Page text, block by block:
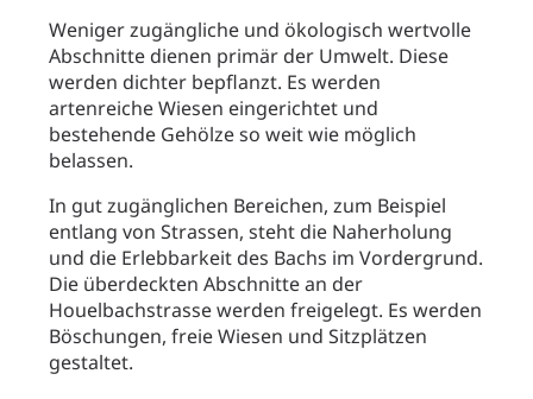
Weniger zugängliche und ökologisch wertvolle
Abschnitte dienen primär der Umwelt. Diese
werden dichter bepflanzt. Es werden
artenreiche Wiesen eingerichtet und
bestehende Gehölze so weit wie möglich
belassen.
In gut zugänglichen Bereichen, zum Beispiel
entlang von Strassen, steht die Naherholung
und die Erlebbarkeit des Bachs im Vordergrund.
Die überdeckten Abschnitte an der
Houelbachstrasse werden freigelegt. Es werden
Böschungen, freie Wiesen und Sitzplätzen
gestaltet.
Energieverbrauch, Stromverbrauch, Energiequelle,
Windenergie, Wasserkraft, Sonnenenergie, fossile
Energie, erneuerbare Energie, Biomasse
Energiefachstellenkonferenz Zentralschweiz
Grundbuch
Grundbucheintrag, Grundbuchamt,
Grundbuch
Grundbuchplan mit Eigentümerabfrage
(Geoportal)
Luft und Klima
Luftreinhaltung, Luftverschmutzung, Klimaschutz,
Klimaveränderung, Treibhauseffekt
Atmosphäre, Luft, Klima (Geoportal)
Raumplanung